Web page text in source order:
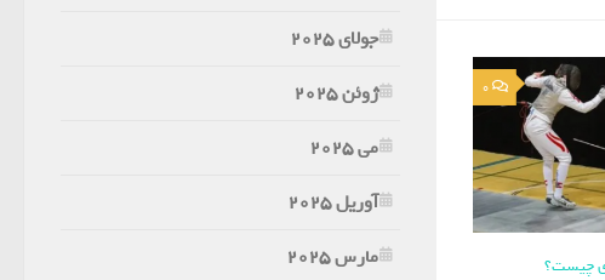
0
چیست؟
جولای 2025
ژوئن 2025
می 2025
آوریل 2025
مارس 2025